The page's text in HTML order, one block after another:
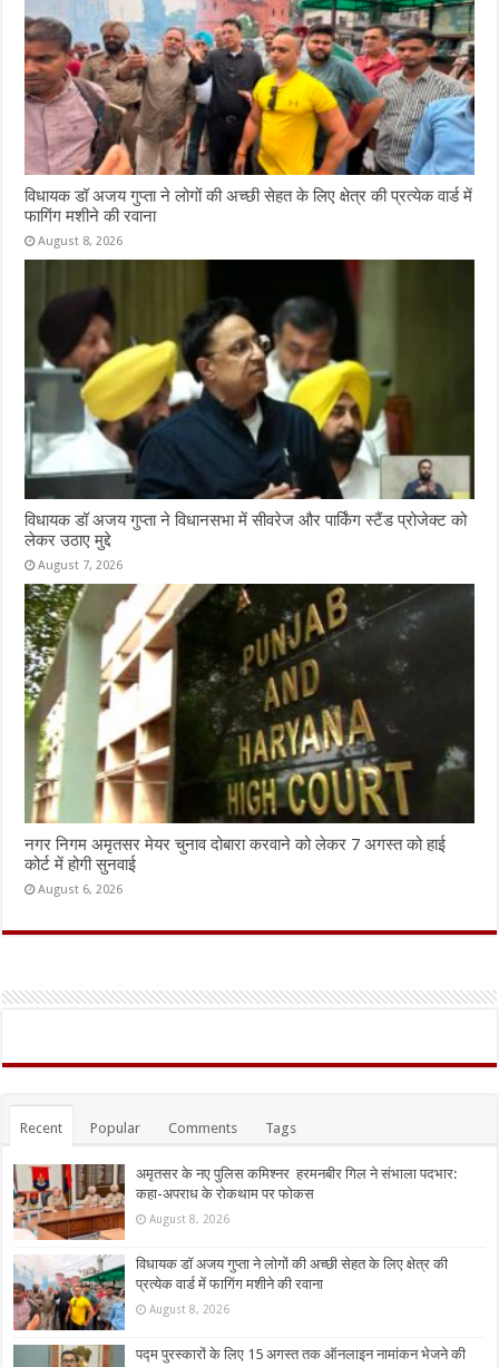
विधायक डॉ अजय गुप्ता ने लोगों की अच्छी सेहत के लिए क्षेत्र की प्रत्येक वार्ड में
फागिंग मशीने की रवाना
August 8, 2026
विधायक डॉ अजय गुप्ता ने विधानसभा में सीवरेज और पार्किंग स्टैंड प्रोजेक्ट को
लेकर उठाए मुद्दे
August 7, 2026
नगर निगम अमृतसर मेयर चुनाव दोबारा करवाने को लेकर 7 अगस्त को हाई
कोर्ट में होगी सुनवाई
August 6, 2026
Recent Popular Comments Tags
अमृतसर के नए पुलिस कमिश्नर हरमनबीर गिल ने संभाला पदभार:
कहा-अपराध के रोकथाम पर फोकस
August 8, 2026
विधायक डॉ अजय गुप्ता ने लोगों की अच्छी सेहत के लिए क्षेत्र की
प्रत्येक वार्ड में फागिंग मशीने की रवाना
August 8, 2026
पद्म पुरस्कारों के लिए 15 अगस्त तक ऑनलाइन नामांकन भेजने की